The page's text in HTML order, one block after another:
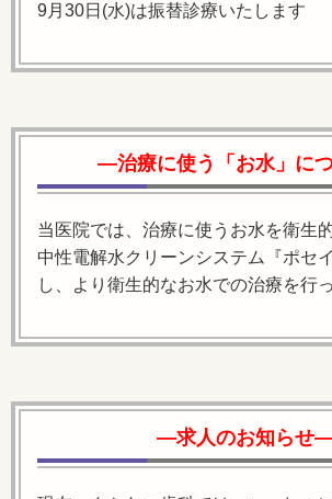
9月30日(水)は振替診療いたします
―治療に使う「お水」に
当医院では、治療に使うお水を衛生
中性電解水クリーンシステム『ポセ
し、より衛生的なお水での治療を行
―求人のお知らせ